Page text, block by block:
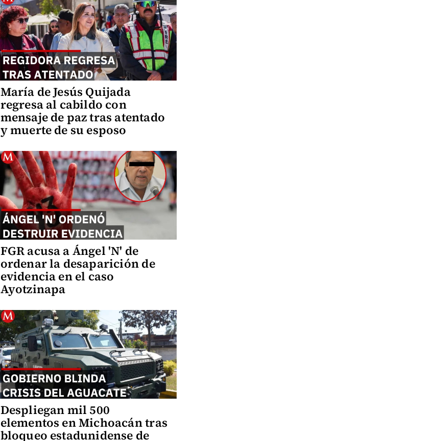
María de Jesús Quijada
regresa al cabildo con
mensaje de paz tras atentado
y muerte de su esposo
FGR acusa a Ángel 'N' de
ordenar la desaparición de
evidencia en el caso
Ayotzinapa
Despliegan mil 500
elementos en Michoacán tras
bloqueo estadunidense de